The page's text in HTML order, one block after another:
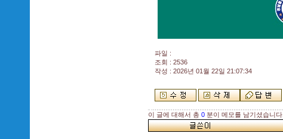
파일 :
조회 : 2536
작성 : 2026년 01월 22일 21:07:34
이 글에 대해서 총 0분이 메모를 남기셨습니다.